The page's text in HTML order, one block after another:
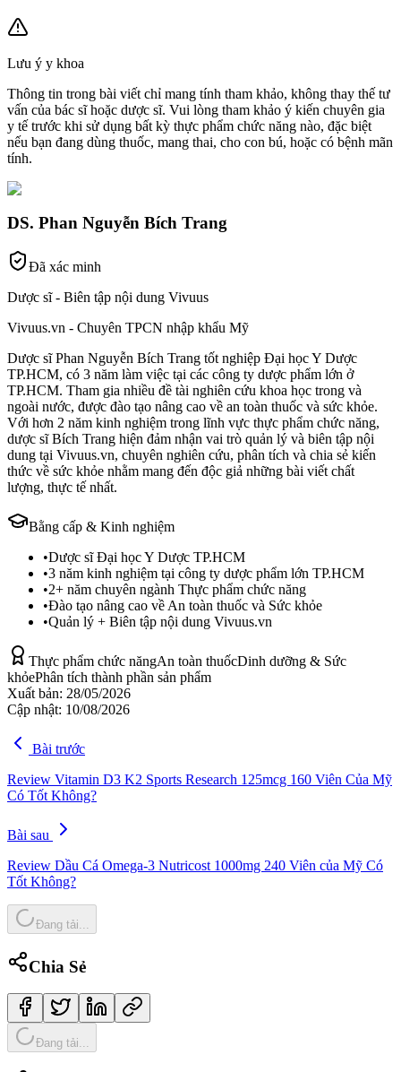
Lưu ý y khoa
Thông tin trong bài viết chỉ mang tính tham khảo, không thay thế tư
vấn của bác sĩ hoặc dược sĩ. Vui lòng tham khảo ý kiến chuyên gia
y tế trước khi sử dụng bất kỳ thực phẩm chức năng nào, đặc biệt
nếu bạn đang dùng thuốc, mang thai, cho con bú, hoặc có bệnh mãn
tính.
DS. Phan Nguyễn Bích Trang
Đã xác minh
Dược sĩ - Biên tập nội dung Vivuus
Vivuus.vn - Chuyên TPCN nhập khẩu Mỹ
Dược sĩ Phan Nguyễn Bích Trang tốt nghiệp Đại học Y Dược
TP.HCM, có 3 năm làm việc tại các công ty dược phẩm lớn ở
TP.HCM. Tham gia nhiều đề tài nghiên cứu khoa học trong và
ngoài nước, được đào tạo nâng cao về an toàn thuốc và sức khỏe.
Với hơn 2 năm kinh nghiệm trong lĩnh vực thực phẩm chức năng,
dược sĩ Bích Trang hiện đảm nhận vai trò quản lý và biên tập nội
dung tại Vivuus.vn, chuyên nghiên cứu, phân tích và chia sẻ kiến
thức về sức khỏe nhằm mang đến độc giả những bài viết chất
lượng, thực tế nhất.
Bằng cấp & Kinh nghiệm
•Dược sĩ Đại học Y Dược TP.HCM
•3 năm kinh nghiệm tại công ty dược phẩm lớn TP.HCM
•2+ năm chuyên ngành Thực phẩm chức năng
•Đào tạo nâng cao về An toàn thuốc và Sức khỏe
•Quản lý + Biên tập nội dung Vivuus.vn
Thực phẩm chức năngAn toàn thuốcDinh dưỡng & Sức
khỏePhân tích thành phần sản phẩm
Xuất bản: 28/05/2026
Cập nhật: 10/08/2026
Bài trước
Review Vitamin D3 K2 Sports Research 125mcg 160 Viên Của Mỹ
Có Tốt Không?
Bài sau
Review Dầu Cá Omega-3 Nutricost 1000mg 240 Viên của Mỹ Có
Tốt Không?
Đang tải...
Chia Sẻ
Đang tải...